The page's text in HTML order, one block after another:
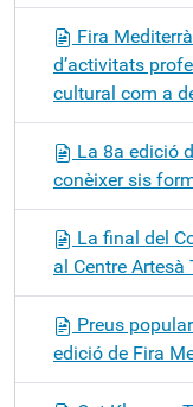
Fira
d’activitats
cultural com a
La 8a edició
conèixer sis
La final del
al Centre
Preus
edició de Fira